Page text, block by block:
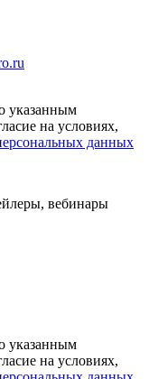
указанным
на условиях,
данных
вебинары
указанным
на условиях,